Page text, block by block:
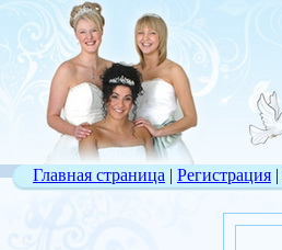
Главная страница | Регистрация |